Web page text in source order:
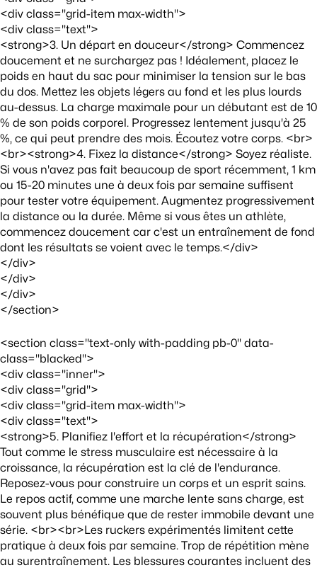
<div class="grid-item max-width">
<div class="text">
<strong>3. Un départ en douceur</strong> Commencez
doucement et ne surchargez pas ! Idéalement, placez le
poids en haut du sac pour minimiser la tension sur le bas
du dos. Mettez les objets légers au fond et les plus lourds
au-dessus. La charge maximale pour un débutant est de 10
% de son poids corporel. Progressez lentement jusqu'à 25
%, ce qui peut prendre des mois. Écoutez votre corps. <br>
<br><strong>4. Fixez la distance</strong> Soyez réaliste.
Si vous n'avez pas fait beaucoup de sport récemment, 1 km
ou 15-20 minutes une à deux fois par semaine suffisent
pour tester votre équipement. Augmentez progressivement
la distance ou la durée. Même si vous êtes un athlète,
commencez doucement car c'est un entraînement de fond
dont les résultats se voient avec le temps.</div>
</div>
</div>
</div>
</section>
<section class="text-only with-padding pb-0" data-
class="blacked">
<div class="inner">
<div class="grid">
<div class="grid-item max-width">
<div class="text">
<strong>5. Planifiez l'effort et la récupération</strong>
Tout comme le stress musculaire est nécessaire à la
croissance, la récupération est la clé de l'endurance.
Reposez-vous pour construire un corps et un esprit sains.
Le repos actif, comme une marche lente sans charge, est
souvent plus bénéfique que de rester immobile devant une
série. <br><br>Les ruckers expérimentés limitent cette
pratique à deux fois par semaine. Trop de répétition mène
au surentraînement. Les blessures courantes incluent des